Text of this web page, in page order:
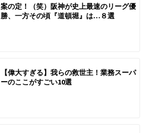
案の定！（笑）阪神が史上最速のリーグ優
勝、一方その頃『道頓堀』は…８選
【偉大すぎる】我らの救世主！業務スーパ
ーのここがすごい10選